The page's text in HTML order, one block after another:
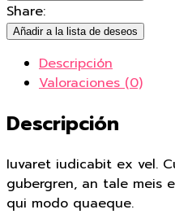
Share:
Añadir a la lista de deseos
Descripción
Valoraciones (0)
Descripción
Iuvaret iudicabit ex vel.
gubergren, an tale meis
qui modo quaeque.